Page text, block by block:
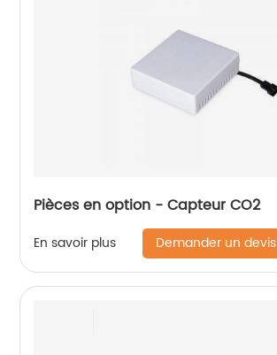
Pièces en option - Capteur CO2
En savoir plus Demander un devis